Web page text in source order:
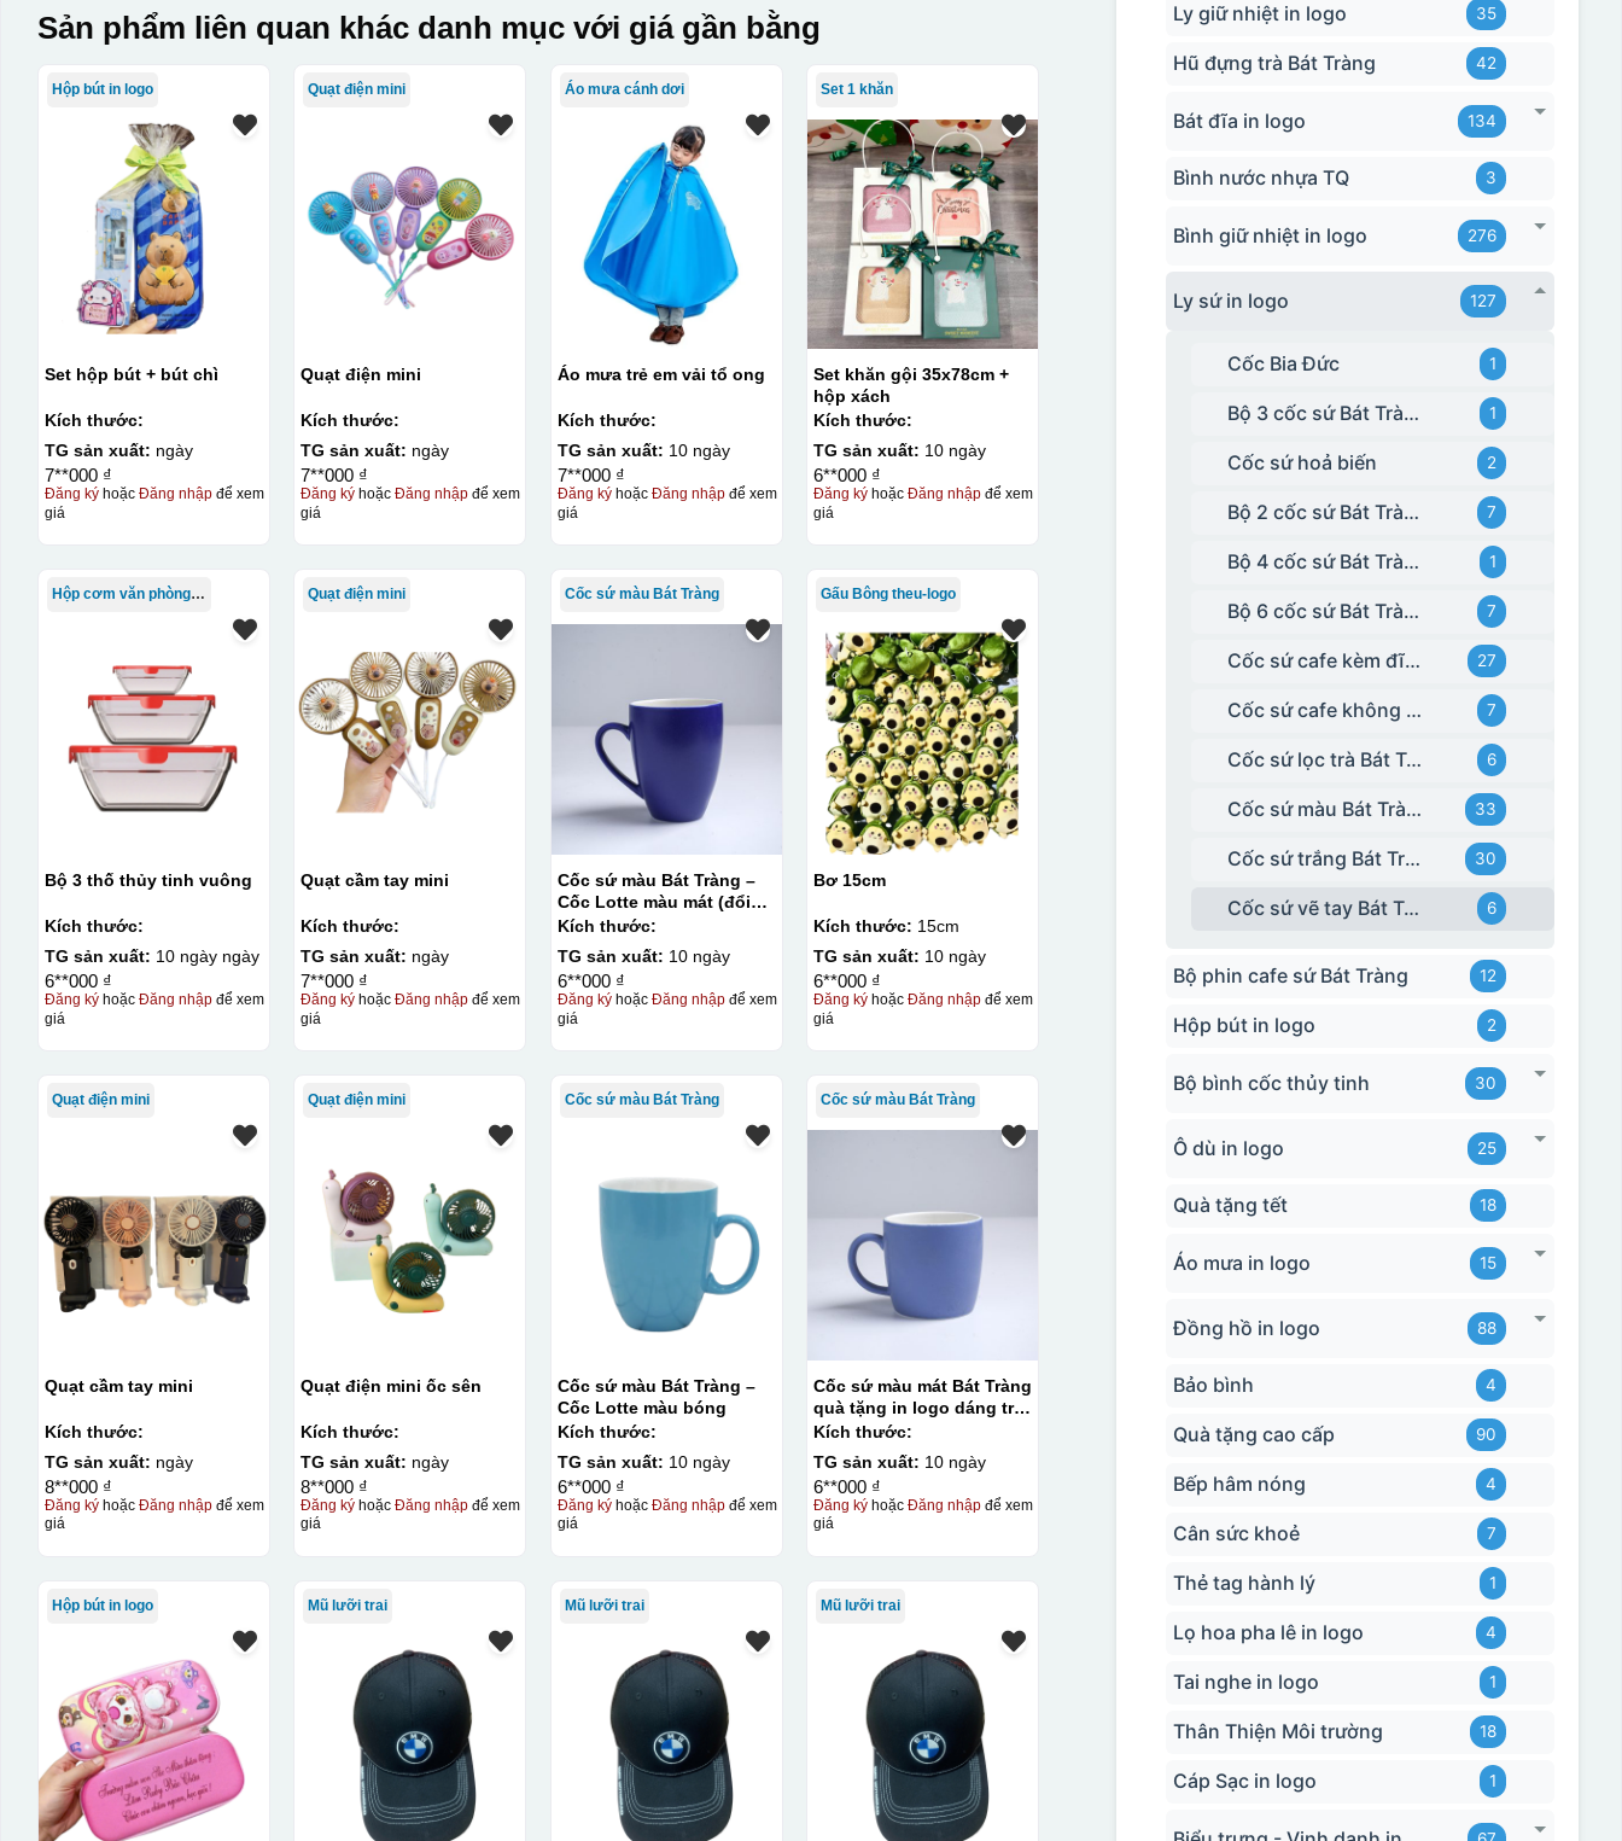
In logo 2 mặt
Kiểu hộp:
Hộp carton trắng ( cốc sứ )
Sản phẩm liên quan khác danh mục với giá gần bằng
Hộp bút in logo
Set hộp bút + bút chì
Kích thước:
TG sản xuất: ngày
7**000 ₫
Đăng kýhoặc Đăng nhậpđể xem
giá
Quạt điện mini
Quạt điện mini
Kích thước:
TG sản xuất: ngày
7**000 ₫
Đăng ký hoặcĐăng nhập để xem
giá
Áo mưa cánh dơi
Áo mưa trẻ em vải tổ ong
Kích thước:
TG sản xuất: 10 ngày
7**000 ₫
Đăng kýhoặc Đăng nhậpđể xem
giá
Set 1 khăn
Set khăn gội 35x78cm +
hộp xách
Kích thước:
TG sản xuất: 10 ngày
6**000 ₫
Đăng ký hoặcĐăng nhập để xem
giá
Hộp cơm văn phòng Trung Quốc
Bộ 3 thố thủy tinh vuông
Kích thước:
TG sản xuất: 10 ngày ngày
6**000 ₫
Đăng kýhoặc Đăng nhậpđể xem
giá
Quạt điện mini
Quạt cầm tay mini
Kích thước:
TG sản xuất: ngày
7**000 ₫
Đăng ký hoặcĐăng nhập để xem
giá
Cốc sứ màu Bát Tràng
Cốc sứ màu Bát Tràng –
Cốc Lotte màu mát (đổi
quai)
Kích thước:
TG sản xuất: 10 ngày
6**000 ₫
Đăng kýhoặc Đăng nhậpđể xem
giá
Gấu Bông theu-logo
Bơ 15cm
Kích thước: 15cm
TG sản xuất: 10 ngày
6**000 ₫
Đăng ký hoặcĐăng nhập để xem
giá
Quạt điện mini
Quạt cầm tay mini
Kích thước:
TG sản xuất: ngày
8**000 ₫
Đăng kýhoặc Đăng nhậpđể xem
giá
Quạt điện mini
Quạt điện mini ốc sên
Kích thước:
TG sản xuất: ngày
8**000 ₫
Đăng ký hoặcĐăng nhập để xem
giá
Cốc sứ màu Bát Tràng
Cốc sứ màu Bát Tràng –
Cốc Lotte màu bóng
Kích thước:
TG sản xuất: 10 ngày
6**000 ₫
Đăng kýhoặc Đăng nhậpđể xem
giá
Cốc sứ màu Bát Tràng
Cốc sứ màu mát Bát Tràng
quà tặng in logo dáng trụ
lùn quai C 330ml KQ-
Kích thước:
TG sản xuất: 10 ngày
6**000 ₫
Đăng ký hoặcĐăng nhập để xem
giá
Hộp bút in logo Mũ lưỡi trai Mũ lưỡi trai Mũ lưỡi trai
Ly giữ nhiệt in logo 35
Hũ đựng trà Bát Tràng 42
Bát đĩa in logo 134
Bình nước nhựa TQ 3
Bình giữ nhiệt in logo 276
Ly sứ in logo 127
Cốc Bia Đức 1
Bộ 3 cốc sứ Bát Tràng 1
Cốc sứ hoả biến 2
Bộ 2 cốc sứ Bát Tràng 7
Bộ 4 cốc sứ Bát Tràng 1
Bộ 6 cốc sứ Bát Tràng 7
Cốc sứ cafe kèm đĩa Bát Tràng 27
Cốc sứ cafe không kèm đĩa kê Bát Tràng 7
Cốc sứ lọc trà Bát Tràng 6
Cốc sứ màu Bát Tràng 33
Cốc sứ trắng Bát Tràng 30
Cốc sứ vẽ tay Bát Tràng 6
Bộ phin cafe sứ Bát Tràng 12
Hộp bút in logo 2
Bộ bình cốc thủy tinh 30
Ô dù in logo 25
Quà tặng tết 18
Áo mưa in logo 15
Đồng hồ in logo 88
Bảo bình 4
Quà tặng cao cấp 90
Bếp hâm nóng 4
Cân sức khoẻ 7
Thẻ tag hành lý 1
Lọ hoa pha lê in logo 4
Tai nghe in logo 1
Thân Thiện Môi trường 18
Cáp Sạc in logo 1